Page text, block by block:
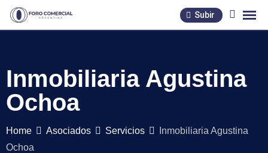
Skip
Subir
Inmobiliaria Agustina
Ochoa
Home Asociados Servicios
Inmobiliaria Agustina
Ochoa